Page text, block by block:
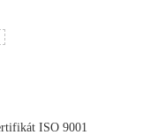
ISO 9001